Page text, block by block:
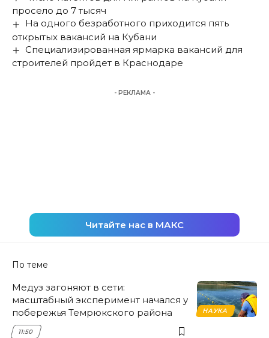
просело до 7 тысяч
На одного безработного приходится пять
открытых вакансий на Кубани
Специализированная ярмарка вакансий для
строителей пройдет в Краснодаре
- РЕКЛАМА -
Читайте нас в МАКС
По теме
НАУКА
Медуз загоняют в сети:
масштабный эксперимент начался у
побережья Темрюкского района
11:50